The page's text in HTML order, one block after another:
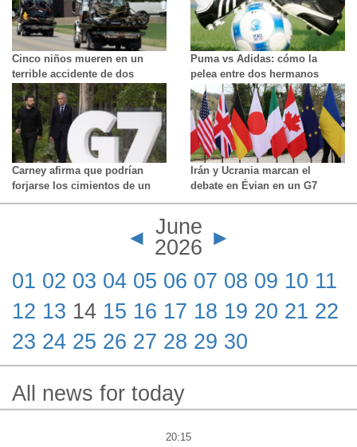
una ventaja de unos 18.000 votos
en las disputadas presidenciales
Cinco niños mueren en un
terrible accidente de dos
vehículos
Puma vs Adidas: cómo la
pelea entre dos hermanos
partió en dos una ciudad
alemana durante décadas
Carney afirma que podrían
forjarse los cimientos de un
nuevo orden mundial en la
Irán y Ucrania marcan el
debate en Évian en un G7
pendiente de las decisiones de
◄ June
2026 ►
01 02 03 04 05 06 07 08 09 10 11
12 13 14 15 16 17 18 19 20 21 22
23 24 25 26 27 28 29 30
All news for today
20:15